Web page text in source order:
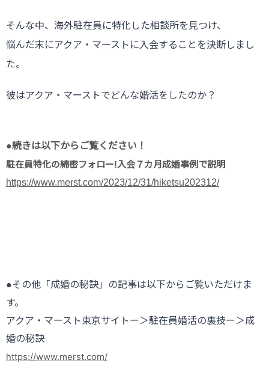
そんな中、海外駐在員に特化した相談所を見つけ、
悩んだ末にアクア・マーストに入会することを決断しまし
た。
彼はアクア・マーストでどんな婚活をしたのか？
●続きは以下からご覧ください！
駐在員特化の綿密フォロー!入会７カ月成婚事例で説明
https://www.merst.com/2023/12/31/hiketsu202312/
●その他「成婚の秘訣」の記事は以下からご覧いただけま
す。
アクア・マースト東京サイトー＞駐在員婚活の裏技ー＞成
婚の秘訣
https://www.merst.com/